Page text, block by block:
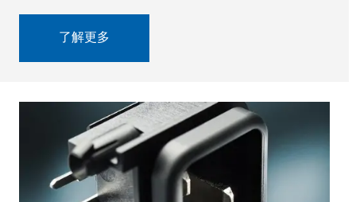
了解更多